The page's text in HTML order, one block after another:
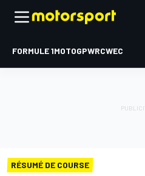
FORMULE 1MOTOGPWRCWEC
RÉSUMÉ DE COURSE